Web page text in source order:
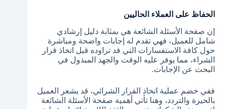
الحفاظ على العملاء الحاليين
إن صفحة الأسئلة الشائعة هي بمثابة دليل إرشادي
شامل للعميل، فهي تقدم له إجابات واضحة ومباشرة
حول كافة الاستفسارات التي قد تراوده قبل اتخاذ قرار
الشراء، مما يوفر عليه الوقت والجهد المبذول في
البحث عن الإجابات.
ففي خضم عملية اتخاذ القرار الشرائي، قد يشعر العميل
بالحيرة والتردد، وهنا تأتي أهمية صفحة الأسئلة الشائعة